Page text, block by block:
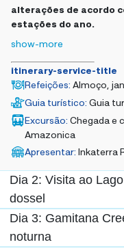
alterações de acordo
estações do ano.
show-more
itinerary-service-title
Refeições: Almoço,
Guia turístico: Guia
Excursão: Chegada e
Amazonica
Apresentar: Inkaterra
Dia 2: Visita ao
dossel
Dia 3: Gamitana
noturna